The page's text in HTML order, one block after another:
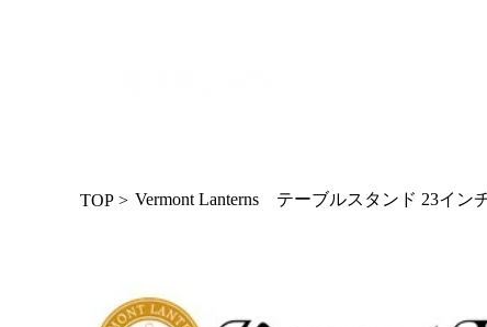
TOP > Vermont Lanterns テーブルスタンド 23イン